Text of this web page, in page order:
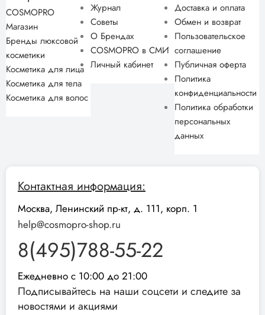
COSMOPRO
Магазин
Бренды люксовой
косметики
Косметика для лица
Косметика для тела
Косметика для волос
Журнал
Советы
О Брендах
COSMOPRO в СМИ
Личный кабинет
Доставка и оплата
Обмен и возврат
Пользовательское
соглашение
Публичная оферта
Политика
конфиденциальности
Политика обработки
персональных
данных
Контактная информация:
Москва, Ленинский пр-кт, д. 111, корп. 1
help@cosmopro-shop.ru
8(495)788-55-22
Ежедневно с 10:00 до 21:00
Подписывайтесь на наши соцсети и следите за
новостями и акциями